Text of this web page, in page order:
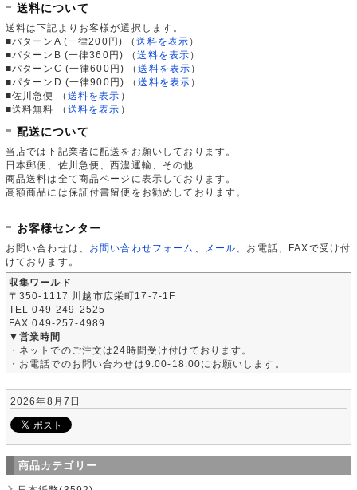
送料について
送料は下記よりお客様が選択します。
■パターンA (一律200円)
（送料を表示 ）
■パターンB (一律360円)
（送料を表示 ）
■パターンC (一律600円)
（送料を表示 ）
■パターンD (一律900円)
（送料を表示 ）
■佐川急便
（ 送料を表示 ）
■送料無料
（ 送料を表示 ）
配送について
当店では下記業者に配送をお願いしております。
日本郵便、佐川急便、西濃運輸、その他
商品送料は全て商品ページに表示しております。
高額商品には保証付書留便をお勧めしております。
お客様センター
お問い合わせは、 お問い合わせフォーム メール 、お電話、FAXで受け付
けております。
収集ワールド
〒350-1117 川越市広栄町17-7-1F
TEL 049-249-2525
FAX 049-257-4989
▼営業時間
・ネットでのご注文は24時間受け付けております。
・お電話でのお問い合わせは9:00-18:00にお願いします。
2026年8月7日
商品カテゴリー